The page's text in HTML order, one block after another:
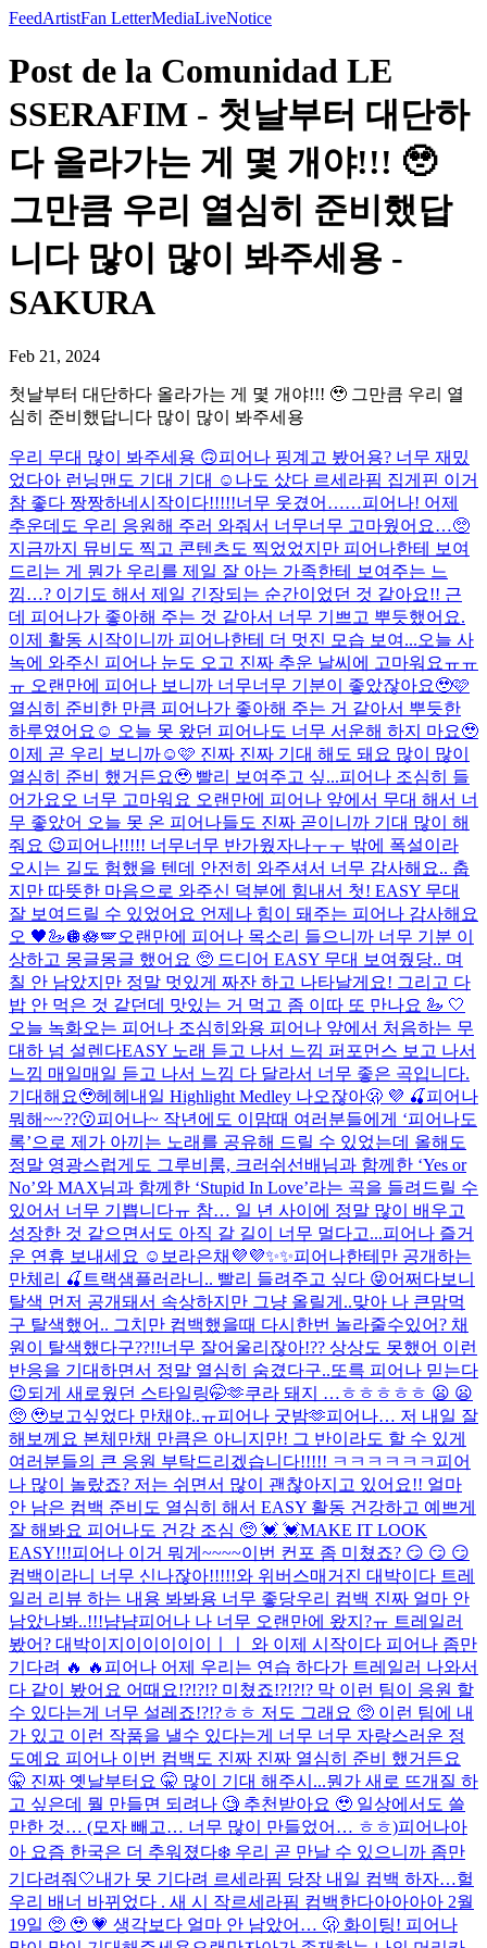
FeedArtistFan LetterMediaLiveNotice
Post de la Comunidad LE
SSERAFIM - 첫날부터 대단하
다 올라가는 게 몇 개야!!! 🥹
그만큼 우리 열심히 준비했답
니다 많이 많이 봐주세용 -
SAKURA
Feb 21, 2024
첫날부터 대단하다 올라가는 게 몇 개야!!! 🥹 그만큼 우리 열
심히 준비했답니다 많이 많이 봐주세용
우리 무대 많이 봐주세용 🙃피어나 핑계고 봤어용? 너무 재밌
었다아 런닝맨도 기대 기대 ☺️ 나도 샀다 르세라핌 집게핀 이거
참 좋다 짱짱하네 시작이다!!!!!너무 웃겼어……피어나! 어제
추운데도 우리 응원해 주러 와줘서 너무너무 고마웠어요…🥺
지금까지 뮤비도 찍고 콘텐츠도 찍었었지만 피어나한테 보여
드리는 게 뭔가 우리를 제일 잘 아는 가족한테 보여주는 느
낌…? 이기도 해서 제일 긴장되는 순간이었던 것 같아요!! 근
데 피어나가 좋아해 주는 것 같아서 너무 기쁘고 뿌듯했어요.
이제 활동 시작이니까 피어나한테 더 멋진 모습 보여...오늘 사
녹에 와주신 피어나 눈도 오고 진짜 추운 날씨에 고마워요ㅠㅠ
ㅠ 오랜만에 피어나 보니까 너무너무 기분이 좋았잖아요🥹🩷
열심히 준비한 만큼 피어나가 좋아해 주는 거 같아서 뿌듯한
하루였어요☺️ 오늘 못 왔던 피어나도 너무 서운해 하지 마요🥹
이제 곧 우리 보니까☺️🩷 진짜 진짜 기대 해도 돼요 많이 많이
열심히 준비 했거든요🥹 빨리 보여주고 싶...피어나 조심히 들
어가요오 너무 고마워요 오랜만에 피어나 앞에서 무대 해서 너
무 좋았어 오늘 못 온 피어나들도 진짜 곧이니까 기대 많이 해
줘요 😉​피어나!!!!! 너무너무 반가웠자나ㅜㅜ 밖에 폭설이라
오시는 길도 험했을 텐데 안전히 와주셔서 너무 감사해요.. 춥
지만 따뜻한 마음으로 와주신 덕분에 힘내서 첫! EASY 무대
잘 보여드릴 수 있었어요 언제나 힘이 돼주는 피어나 감사해요
오 🖤🦢🪩🪷🪽오랜만에 피어나 목소리 들으니까 너무 기분 이
상하고 몽글몽글 했어요 🥺 드디어 EASY 무대 보여줬당.. 며
칠 안 남았지만 정말 멋있게 짜잔 하고 나타날게요! 그리고 다
밥 안 먹은 것 같던데 맛있는 거 먹고 좀 이따 또 만나요 🦢 🤍
오늘 녹화오는 피어나 조심히와용 피어나 앞에서 처음하는 무
대하 넘 설렌다EASY 노래 듣고 나서 느낌 퍼포먼스 보고 나서
느낌 매일매일 듣고 나서 느낌 다 달라서 너무 좋은 곡입니다.
기대해요🥹헤헤 내일 Highlight Medley 나오잖아🫢 💜 🍒 피어나
뭐해~~??😗피어나~ 작년에도 이맘때 여러분들에게 ‘피어나도
록’으로 제가 아끼는 노래를 공유해 드릴 수 있었는데 올해도
정말 영광스럽게도 그루비룸, 크러쉬선배님과 함께한 ‘Yes or
No’와 MAX님과 함께한 ‘Stupid In Love’라는 곡을 들려드릴 수
있어서 너무 기쁩니다ㅠ 참… 일 년 사이에 정말 많이 배우고
성장한 것 같으면서도 아직 갈 길이 너무 멀다고...피어나 즐거
운 연휴 보내세요 ☺️ 보라은채💜💜✨✨피어나한테만 공개하는
만체리 🍒 트랙샘플러라니.. 빨리 들려주고 싶다 😝어쩌다보니
탈색 먼저 공개돼서 속상하지만 그냥 올릴게..맞아 나 큰맘먹
구 탈색했어.. 그치만 컴백했을때 다시한번 놀라줄수있어? 채
원이 탈색했다구??!!너무 잘어울리잖아!?? 상상도 못했어 이런
반응을 기대하면서 정말 열심히 숨겼다구..또륵 피어나 믿는다
😉되게 새로웠던 스타일링🤭🫶쿠라 돼지 …ㅎㅎㅎㅎㅎ 😦 😦
🥺 🥹보고싶었다 만채야..ㅠ피어나 굿밤🫶피어나… 저 내일 잘
해보께요 본체만채 만큼은 아니지만! 그 반이라도 할 수 있게
여러분들의 큰 응원 부탁드리겠습니다!!!!! ㅋㅋㅋㅋㅋㅋ 피어
나 많이 놀랐죠? 저는 쉬면서 많이 괜찮아지고 있어요!! 얼마
안 남은 컴백 준비도 열심히 해서 EASY 활동 건강하고 예쁘게
잘 해봐요 피어나도 건강 조심 🥺 💓 💓MAKE IT LOOK
EASY!!!피어나 이거 뭐게~~~~이번 컨포 좀 미쳤죠? 😏 😏 😏
컴백이라니 너무 신나잖아!!!!!와 위버스매거진 대박이다 트레
일러 리뷰 하는 내용 봐봐용 너무 좋당우리 컴백 진짜 얼마 안
남았나봐..!!!냠냠피어나 나 너무 오랜만에 왔지?ㅠ 트레일러
봤어? 대박이지이이이이이ㅣㅣ 와 이제 시작이다 피어나 좀만
기다려 🔥 🔥 피어나 어제 우리는 연습 하다가 트레일러 나와서
다 같이 봤어요 어때요!?!?!? 미쳤죠!?!?!? 막 이런 팀이 응원 할
수 있다는게 너무 설레죠!?!?ㅎㅎ 저도 그래요 🥺 이런 팀에 내
가 있고 이런 작품을 낼수 있다는게 너무 너무 자랑스러운 정
도예요 피어나 이번 컴백도 진짜 진짜 열심히 준비 했거든요
🤫 진짜 옛날부터요 🤫 많이 기대 해주시...뭔가 새로 뜨개질 하
고 싶은데 뭘 만들면 되려나 🧐 추천받아요 🥹 일상에서도 쓸
만한 것… (모자 빼고… 너무 많이 만들었어… ㅎㅎ)피어나아
아 요즘 한국은 더 추워졌다❄️ 우리 곧 만날 수 있으니까 좀만
기다려줘🤍내가 못 기다려 르세라핌 당장 내일 컴백 하자…헐
우리 배너 바뀌었다 . 새 시 작르세라핌 컴백한다아아아아 2월
19일 🥺 🥹 💗 생각보다 얼마 안 남았어… 🫢 화이팅! 피어나